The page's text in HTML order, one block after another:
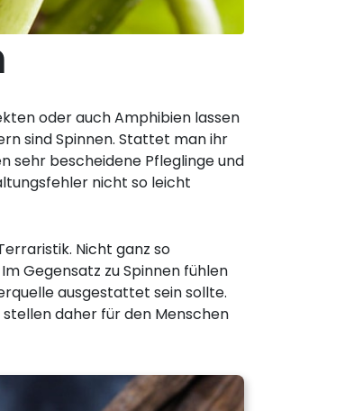
oder auch Amphibien lassen
sind Spinnen. Stattet man ihr
sehr bescheidene Pfleglinge und
nicht so leicht
Nicht ganz so
Gegensatz zu Spinnen fühlen
ausgestattet sein sollte.
daher für den Menschen